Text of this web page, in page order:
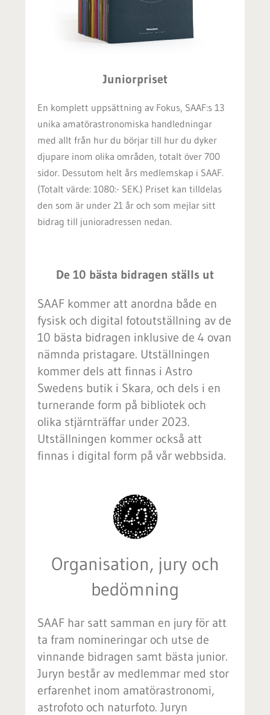
Juniorpriset
En komplett uppsättning av Fokus, SAAF:s 13
unika amatörastronomiska handledningar
med allt från hur du börjar till hur du dyker
djupare inom olika områden, totalt över 700
sidor. Dessutom helt års medlemskap i SAAF.
(Totalt värde: 1080:- SEK.) Priset kan tilldelas
den som är under 21 år och som mejlar sitt
bidrag till junioradressen nedan.
De 10 bästa bidragen ställs ut
SAAF kommer att anordna både en
fysisk och digital fotoutställning av de
10 bästa bidragen inklusive de 4 ovan
nämnda pristagare. Utställningen
kommer dels att finnas i Astro
Swedens butik i Skara, och dels i en
turnerande form på bibliotek och
olika stjärnträffar under 2023.
Utställningen kommer också att
finnas i digital form på vår webbsida.
Organisation, jury och
bedömning
SAAF har satt samman en jury för att
ta fram nomineringar och utse de
vinnande bidragen samt bästa junior.
Juryn består av medlemmar med stor
erfarenhet inom amatörastronomi,
astrofoto och naturfoto. Juryn